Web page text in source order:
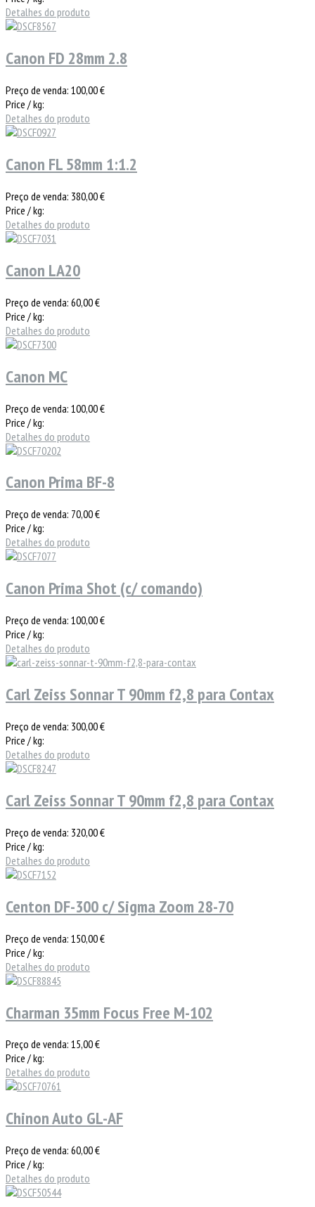
Detalhes do produto
Canon FD 28mm 2.8
Preço de venda: 100,00 €
Price / kg:
Detalhes do produto
Canon FL 58mm 1:1.2
Preço de venda: 380,00 €
Price / kg:
Detalhes do produto
Canon LA20
Preço de venda: 60,00 €
Price / kg:
Detalhes do produto
Canon MC
Preço de venda: 100,00 €
Price / kg:
Detalhes do produto
Canon Prima BF-8
Preço de venda: 70,00 €
Price / kg:
Detalhes do produto
Canon Prima Shot (c/ comando)
Preço de venda: 100,00 €
Price / kg:
Detalhes do produto
Carl Zeiss Sonnar T 90mm f2,8 para Contax
Preço de venda: 300,00 €
Price / kg:
Detalhes do produto
Carl Zeiss Sonnar T 90mm f2,8 para Contax
Preço de venda: 320,00 €
Price / kg:
Detalhes do produto
Centon DF-300 c/ Sigma Zoom 28-70
Preço de venda: 150,00 €
Price / kg:
Detalhes do produto
Charman 35mm Focus Free M-102
Preço de venda: 15,00 €
Price / kg:
Detalhes do produto
Chinon Auto GL-AF
Preço de venda: 60,00 €
Price / kg:
Detalhes do produto